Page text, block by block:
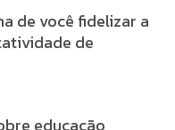
de você fidelizar a
de